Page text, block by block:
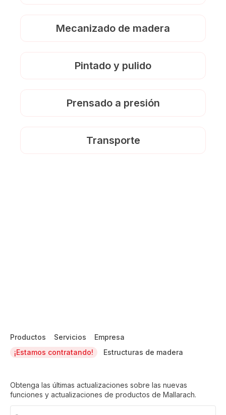
Mecanizado de madera
Pintado y pulido
Prensado a presión
Transporte
Productos Servicios
Empresa
¡Estamos contratando!
Estructuras de madera
Obtenga las últimas actualizaciones sobre las nuevas
funciones y actualizaciones de productos de Mallarach.
Email(Obligatorio)